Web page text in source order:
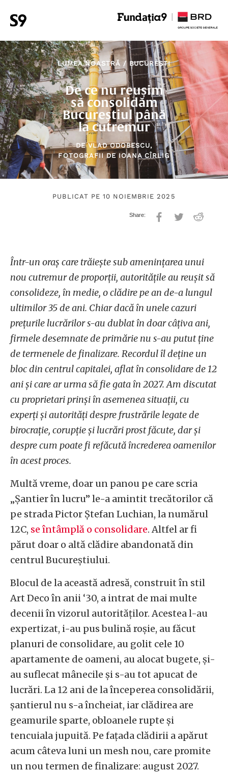
LUMEA NOASTRĂ/ BUCUREȘTI
De ce nu reușim
să consolidăm
Bucureștiul până
la cutremur
DEVLAD ODOBESCU,
FOTOGRAFII DEIOANA CÎRLIG
PUBLICAT PE 10 NOIEMBRIE 2025
Într-un oraș care trăiește sub amenințarea unui
nou cutremur de proporții, autoritățile au reușit să
consolideze, în medie, o clădire pe an de-a lungul
ultimilor 35 de ani. Chiar dacă în unele cazuri
prețurile lucrărilor s-au dublat în doar câțiva ani,
firmele desemnate de primărie nu s-au putut ține
de termenele de finalizare. Recordul îl deține un
bloc din centrul capitalei, aflat în consolidare de 12
ani și care ar urma să fie gata în 2027. Am discutat
cu proprietari prinși în asemenea situații, cu
experți și autorități despre frustrările legate de
birocrație, corupție și lucrări prost făcute, dar și
despre cum poate fi refăcută încrederea oamenilor
în acest proces.
Multă vreme, doar un panou pe care scria
„Șantier în lucru” le-a amintit trecătorilor că
pe strada Pictor Ștefan Luchian, la numărul
12C, se întâmplă o consolidare. Altfel ar fi
părut doar o altă clădire abandonată din
centrul Bucureștiului.
Blocul de la această adresă, construit în stil
Art Deco în anii ‘30, a intrat de mai multe
decenii în vizorul autorităților. Acestea l-au
expertizat, i-au pus bulină roșie, au făcut
planuri de consolidare, au golit cele 10
apartamente de oameni, au alocat bugete, și-
au suflecat mânecile și s-au tot apucat de
lucrări. La 12 ani de la începerea consolidării,
șantierul nu s-a încheiat, iar clădirea are
geamurile sparte, obloanele rupte și
tencuiala jupuită. Pe fațada clădirii a apărut
acum câteva luni un mesh nou, care promite
un nou termen de finalizare: august 2027.